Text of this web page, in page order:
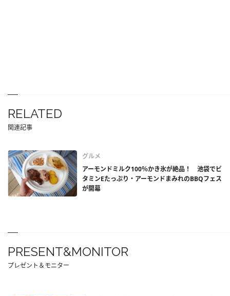
RELATED
関連記事
グルメ
アーモンドミルク100％かき氷が絶品！ 池袋でビ
タミンEたっぷり・アーモンドまみれのBBQフェス
が開幕
PRESENT&MONITOR
プレゼント＆モニター